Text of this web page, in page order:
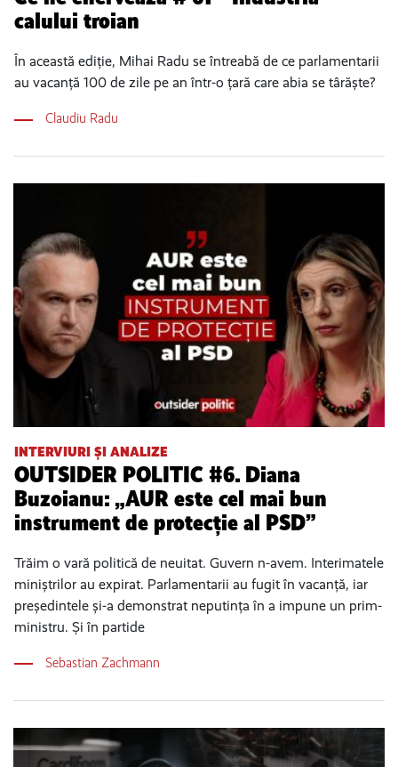
calului troian
În această ediție, Mihai Radu se întreabă de ce parlamentarii
au vacanță 100 de zile pe an într-o țară care abia se târăște?
Claudiu Radu
INTERVIURI ȘI ANALIZE
OUTSIDER POLITIC #6. Diana
Buzoianu: „AUR este cel mai bun
instrument de protecție al PSD”
Trăim o vară politică de neuitat. Guvern n-avem. Interimatele
miniștrilor au expirat. Parlamentarii au fugit în vacanță, iar
președintele și-a demonstrat neputința în a impune un prim-
ministru. Și în partide
Sebastian Zachmann